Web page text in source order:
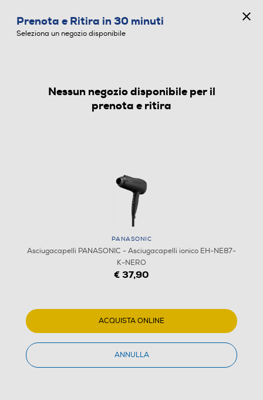
ASCIUGACAPELLI
Prenota e Ritira in 30 minuti
Seleziona un negozio disponibile
Nessun negozio disponibile per il
prenota e ritira
PANASONIC
Asciugacapelli PANASONIC - Asciugacapelli ionico EH-NE87-
K-NERO
€ 37,90
ACQUISTA ONLINE
ANNULLA